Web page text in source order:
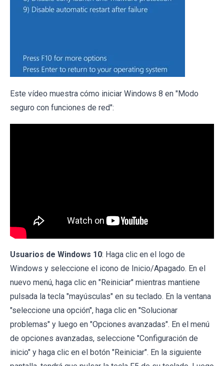
Este vídeo muestra cómo iniciar Windows 8 en "Modo
seguro con funciones de red":
Usuarios de Windows 10: Haga clic en el logo de
Windows y seleccione el icono de Inicio/Apagado. En el
nuevo menú, haga clic en "Reiniciar" mientras mantiene
pulsada la tecla "mayúsculas" en su teclado. En la ventana
"seleccione una opción", haga clic en "Solucionar
problemas" y luego en "Opciones avanzadas". En el menú
de opciones avanzadas, seleccione "Configuración de
inicio" y haga clic en el botón "Reiniciar". En la siguiente